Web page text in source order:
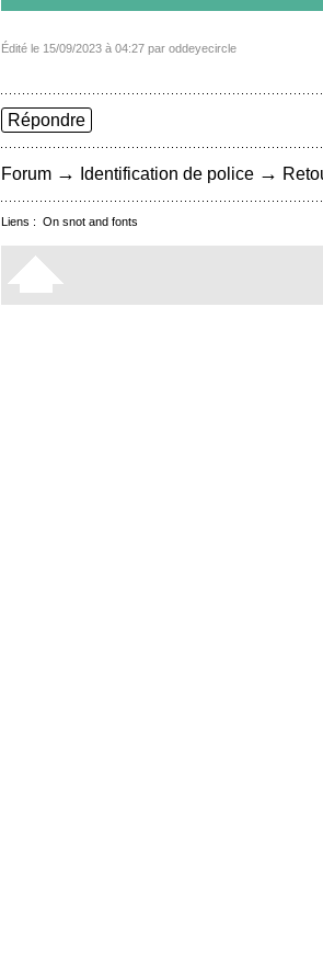
Édité le 15/09/2023 à 04:27 par oddeyecircle
Répondre
Forum → Identification de police →
Liens : On snot and fonts